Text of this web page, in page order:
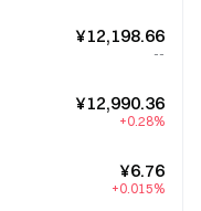
¥12,198.66
--
¥12,990.36
+0.28%
¥6.76
+0.015%